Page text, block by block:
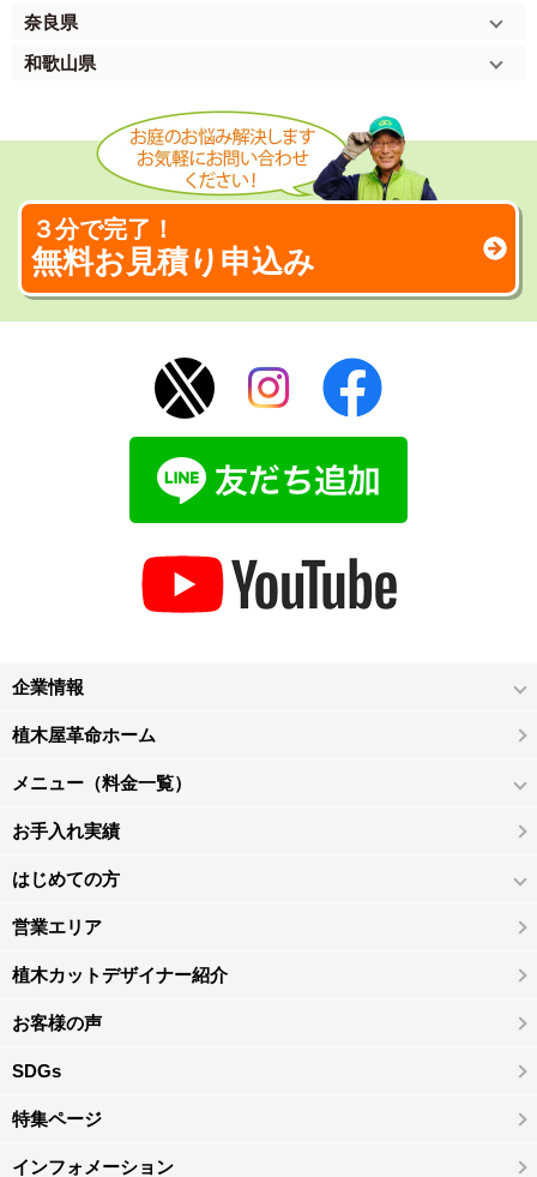
奈良県
和歌山県
３分で完了！
無料お見積り申込み
企業情報
植木屋革命ホーム
メニュー（料金一覧）
お手入れ実績
はじめての方
営業エリア
植木カットデザイナー紹介
お客様の声
SDGs
特集ページ
インフォメーション